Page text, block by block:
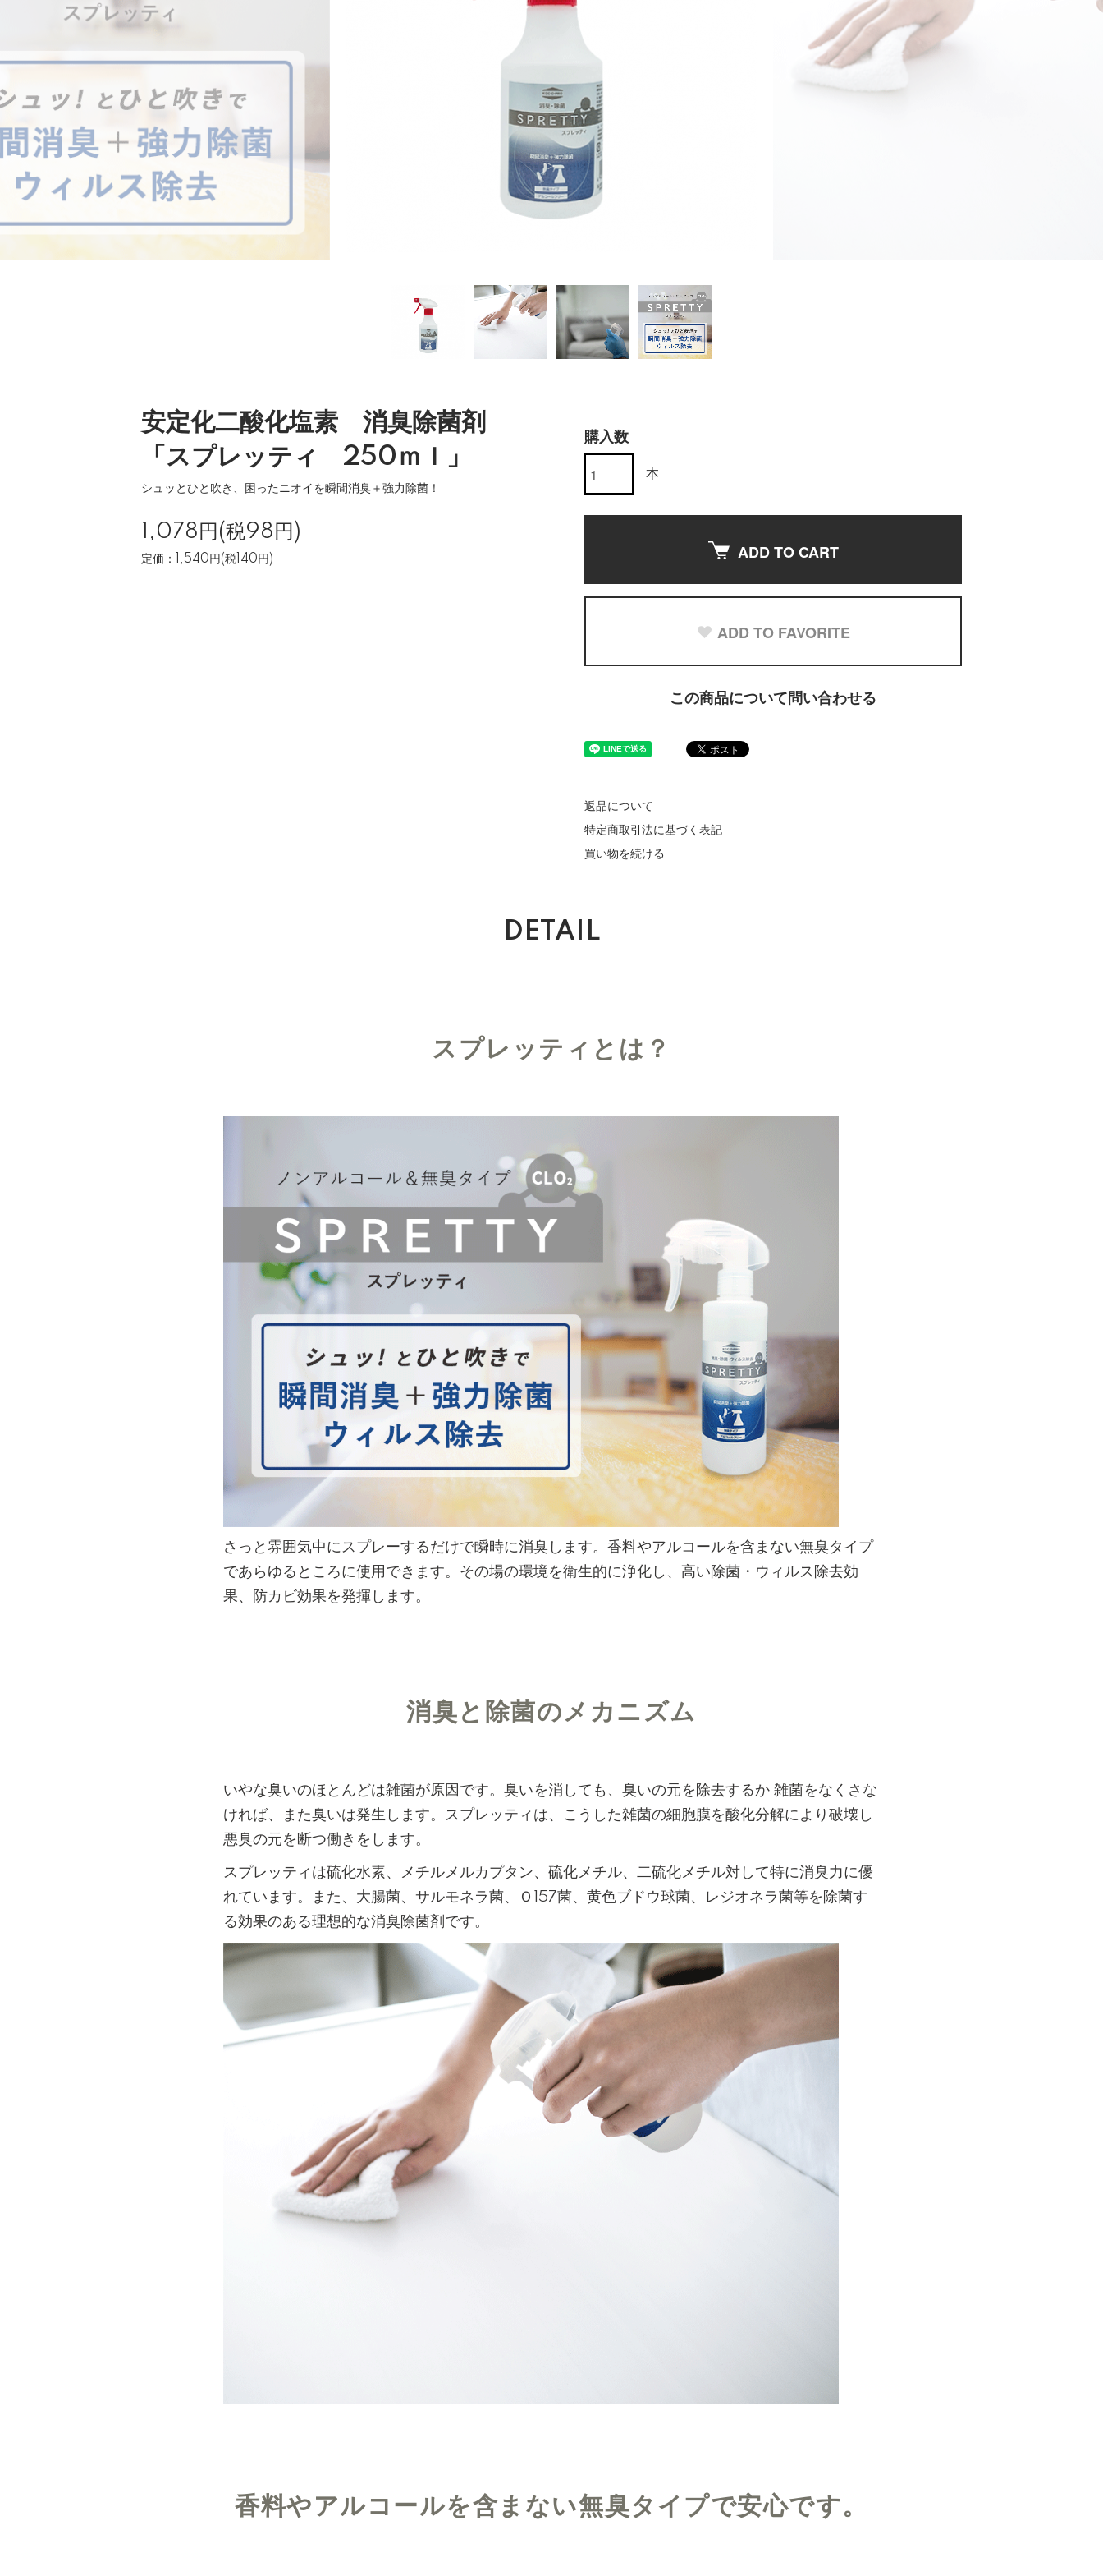
安定化二酸化塩素 消臭除菌剤
「スプレッティ 250ｍｌ」
シュッとひと吹き、困ったニオイを瞬間消臭＋強力除菌！
1,078円(税98円)
定価：1,540円(税140円)
購入数
本
ADD TO CART
ADD TO FAVORITE
この商品について問い合わせる
返品について
特定商取引法に基づく表記
買い物を続ける
DETAIL
スプレッティとは？
さっと雰囲気中にスプレーするだけで瞬時に消臭します。香料やアルコールを含まない無臭タイプ
であらゆるところに使用できます。その場の環境を衛生的に浄化し、高い除菌・ウィルス除去効
果、防カビ効果を発揮します。
消臭と除菌のメカニズム
いやな臭いのほとんどは雑菌が原因です。臭いを消しても、臭いの元を除去するか 雑菌をなくさな
ければ、また臭いは発生します。スプレッティは、こうした雑菌の細胞膜を酸化分解により破壊し
悪臭の元を断つ働きをします。
スプレッティは硫化水素、メチルメルカプタン、硫化メチル、二硫化メチル対して特に消臭力に優
れています。また、大腸菌、サルモネラ菌、Ｏ157菌、黄色ブドウ球菌、レジオネラ菌等を除菌す
る効果のある理想的な消臭除菌剤です。
香料やアルコールを含まない無臭タイプで安心です。